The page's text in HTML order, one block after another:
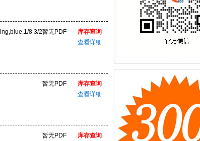
8 3/2暂无PDF
库存查询
查看详细
暂无PDF
库存查询
查看详细
暂无PDF 库存查询